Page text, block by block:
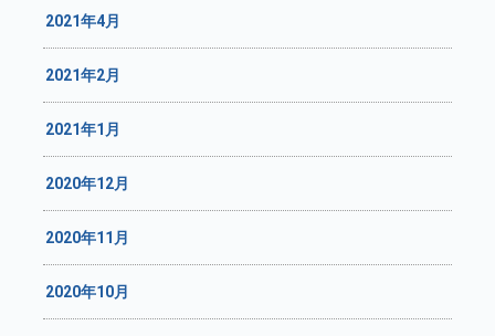
2021年4月
2021年2月
2021年1月
2020年12月
2020年11月
2020年10月